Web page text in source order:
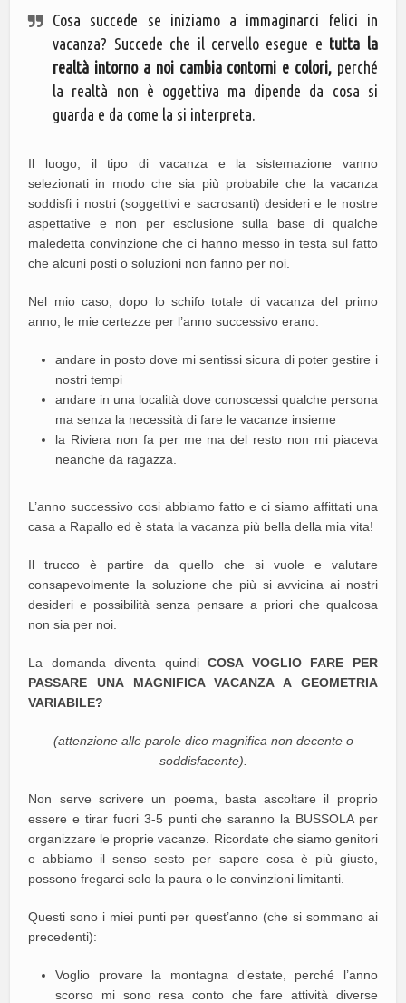
Cosa succede se iniziamo a immaginarci felici in
vacanza? Succede che il cervello esegue e tutta la
realtà intorno a noi cambia contorni e colori,perché
la realtà non è oggettiva ma dipende da cosa si
guarda e da come la si interpreta.
Il luogo, il tipo di vacanza e la sistemazione vanno
selezionati in modo che sia più probabile che la vacanza
soddisfi i nostri (soggettivi e sacrosanti) desideri e le nostre
aspettative e non per esclusione sulla base di qualche
maledetta convinzione che ci hanno messo in testa sul fatto
che alcuni posti o soluzioni non fanno per noi.
Nel mio caso, dopo lo schifo totale di vacanza del primo
anno, le mie certezze per l’anno successivo erano:
andare in posto dove mi sentissi sicura di poter gestire i
nostri tempi
andare in una località dove conoscessi qualche persona
ma senza la necessità di fare le vacanze insieme
la Riviera non fa per me ma del resto non mi piaceva
neanche da ragazza.
L’anno successivo cosi abbiamo fatto e ci siamo affittati una
casa a Rapallo ed è stata la vacanza più bella della mia vita!
Il trucco è partire da quello che si vuole e valutare
consapevolmente la soluzione che più si avvicina ai nostri
desideri e possibilità senza pensare a priori che qualcosa
non sia per noi.
La domanda diventa quindiCOSA VOGLIO FARE PER
PASSARE UNA MAGNIFICA VACANZA A GEOMETRIA
VARIABILE?
(attenzione alle parole dico magnifica non decente o
soddisfacente).
Non serve scrivere un poema, basta ascoltare il proprio
essere e tirar fuori 3-5 punti che saranno la BUSSOLA per
organizzare le proprie vacanze. Ricordate che siamo genitori
e abbiamo il senso sesto per sapere cosa è più giusto,
possono fregarci solo la paura o le convinzioni limitanti.
Questi sono i miei punti per quest’anno (che si sommano ai
precedenti):
Voglio provare la montagna d’estate, perché l’anno
scorso mi sono resa conto che fare attività diverse